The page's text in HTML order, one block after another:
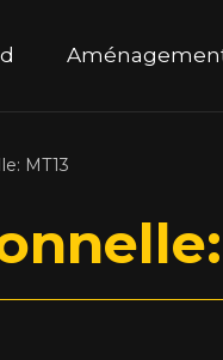
MT13